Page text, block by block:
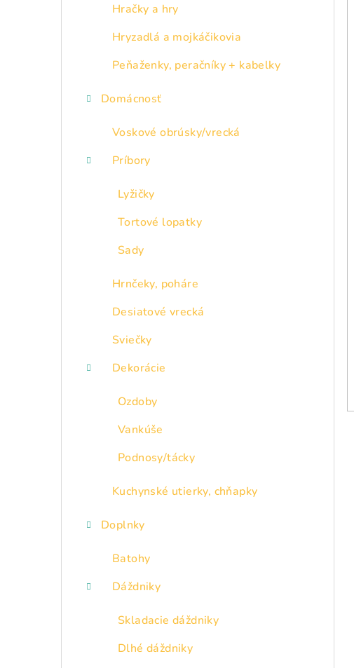
Hračky a hry
Hryzadlá a mojkáčikovia
Peňaženky, peračníky + kabelky
Domácnosť
Voskové obrúsky/vrecká
Príbory
Lyžičky
Tortové lopatky
Sady
Hrnčeky, poháre
Desiatové vrecká
Sviečky
Dekorácie
Ozdoby
Vankúše
Podnosy/tácky
Kuchynské utierky, chňapky
Doplnky
Batohy
Dáždniky
Skladacie dáždniky
Dlhé dáždniky